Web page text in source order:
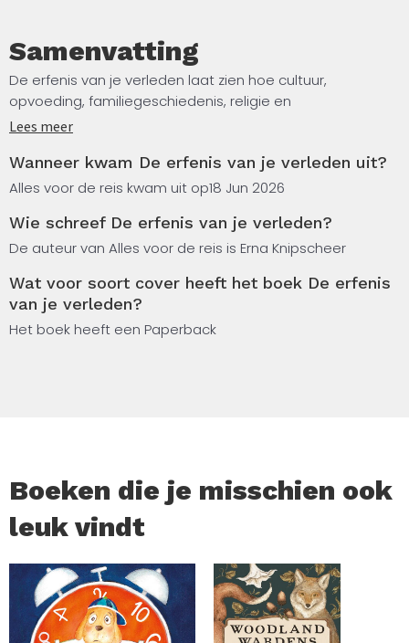
Samenvatting
De erfenis van je verleden laat zien hoe cultuur,
opvoeding, familiegeschiedenis, religie en
maatschappelijke verwachtingen doorwerken in
financieel planners, adviseurs en coaches biedt dit boek
een praktische en mensgerichte kijk op klantgesprekken
is maar vooral raakt aan menselijke waarden, schaamte,
loyaliteit, zekerheid en verantwoordelijkheid. Met
praktische toolkit helpt dit boek je om bewuster te
luisteren, je eigen aannames te herkennen en advies
beter af te stemmen op de unieke leefwereld van de
Lees meer
Wanneer kwam De erfenis van je verleden uit?
Alles voor de reis kwam uit op18 Jun 2026
Wie schreef De erfenis van je verleden?
De auteur van Alles voor de reis is Erna Knipscheer
Wat voor soort cover heeft het boek De erfenis
van je verleden?
Het boek heeft een Paperback
Boeken die je misschien ook
leuk vindt